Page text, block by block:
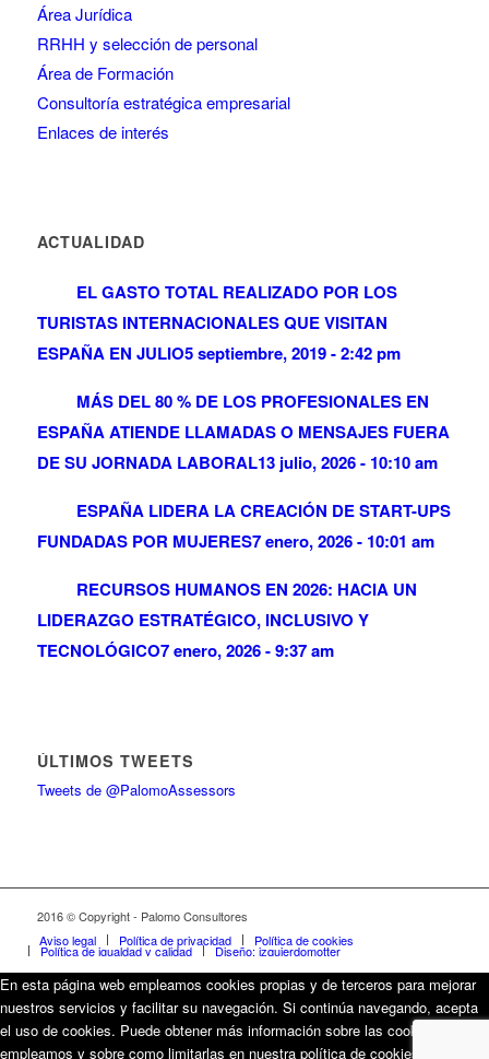
Área Jurídica
RRHH y selección de personal
Área de Formación
Consultoría estratégica empresarial
Enlaces de interés
ACTUALIDAD
EL GASTO TOTAL REALIZADO POR LOS
TURISTAS INTERNACIONALES QUE VISITAN
ESPAÑA EN JULIO5 septiembre, 2019 - 2:42 pm
MÁS DEL 80 % DE LOS PROFESIONALES EN
ESPAÑA ATIENDE LLAMADAS O MENSAJES FUERA
DE SU JORNADA LABORAL13 julio, 2026 - 10:10 am
ESPAÑA LIDERA LA CREACIÓN DE START-UPS
FUNDADAS POR MUJERES7 enero, 2026 - 10:01 am
RECURSOS HUMANOS EN 2026: HACIA UN
LIDERAZGO ESTRATÉGICO, INCLUSIVO Y
TECNOLÓGICO7 enero, 2026 - 9:37 am
ÚLTIMOS TWEETS
Tweets de @PalomoAssessors
2016 © Copyright - Palomo Consultores
Aviso legal
Política de privacidad Política de cookies
Política de igualdad y calidad Diseño: izquierdomotter
En esta página web empleamos cookies propias y de terceros para mejorar
nuestros servicios y facilitar su navegación. Si continúa navegando, acepta
el uso de cookies. Puede obtener más información sobre las cookies que
empleamos y sobre como limitarlas en nuestra política de cookies.